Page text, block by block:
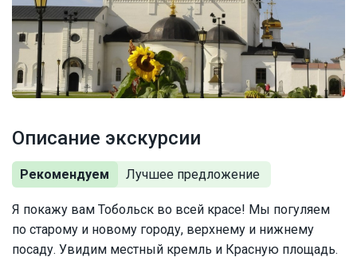
Описание экскурсии
Рекомендуем
Я покажу вам Тобольск во всей красе! Мы погуляем
по старому и новому городу, верхнему и нижнему
посаду. Увидим местный кремль и Красную площадь.